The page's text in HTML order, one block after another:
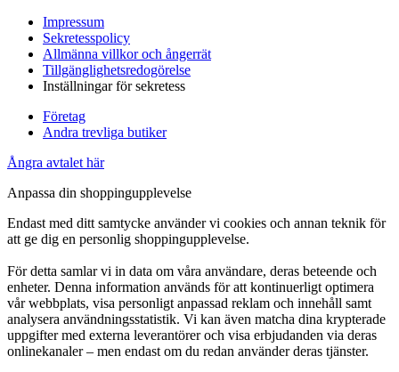
Impressum
Sekretesspolicy
Allmänna villkor och ångerrät
Tillgänglighetsredogörelse
Inställningar för sekretess
Företag
Andra trevliga butiker
Ångra avtalet här
Anpassa din shoppingupplevelse
Endast med ditt samtycke använder vi cookies och annan teknik för
att ge dig en personlig shoppingupplevelse.
För detta samlar vi in data om våra användare, deras beteende och
enheter. Denna information används för att kontinuerligt optimera
vår webbplats, visa personligt anpassad reklam och innehåll samt
analysera användningsstatistik. Vi kan även matcha dina krypterade
uppgifter med externa leverantörer och visa erbjudanden via deras
onlinekanaler – men endast om du redan använder deras tjänster.